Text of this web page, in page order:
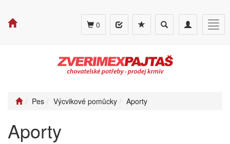
Toggle
navigation
Toggle
search
0
Pes Výcvikové pomůcky Aporty
Aporty